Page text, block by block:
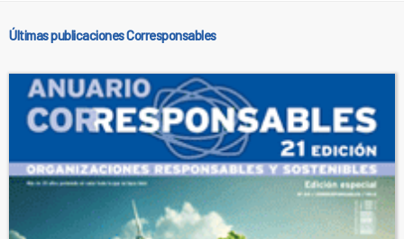
Últimas publicaciones Corresponsables